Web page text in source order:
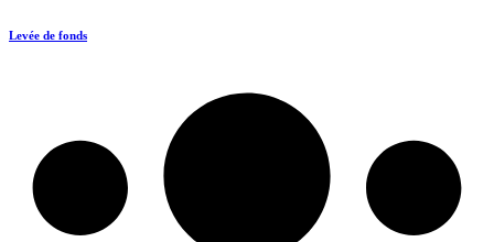
Levée de fonds